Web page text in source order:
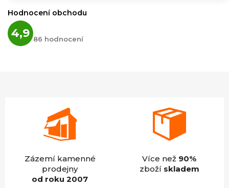
Hodnocení obchodu
4,9 hodnocení
obchodu
86 hodnocení
Zázemí kamenné
prodejny
od roku 2007
Více než 90%
zboží skladem